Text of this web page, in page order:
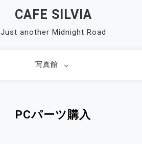
CAFE SILVIA
Just another Midnight Road
写真館
PCパーツ購入